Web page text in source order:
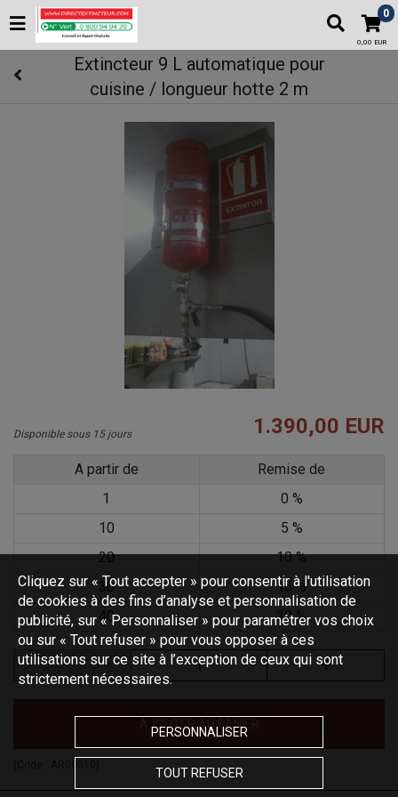
0
0,00 EUR
Extincteur 9 L automatique pour
cuisine / longueur hotte 2 m
Disponible sous 15 jours 1.390,00 EUR
A partir de
Remise de
1
0 %
10
5 %
20
10 %
30
15 %
40
20 %
AJOUTER AU PANIER
Cliquez sur « Tout accepter » pour consentir à l'utilisation
de cookies à des fins d’analyse et personnalisation de
publicité, sur « Personnaliser » pour paramétrer vos choix
ou sur « Tout refuser » pour vous opposer à ces
utilisations sur ce site à l’exception de ceux qui sont
strictement nécessaires.
PERSONNALISER
TOUT REFUSER